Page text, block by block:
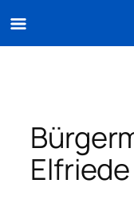
Elfriede